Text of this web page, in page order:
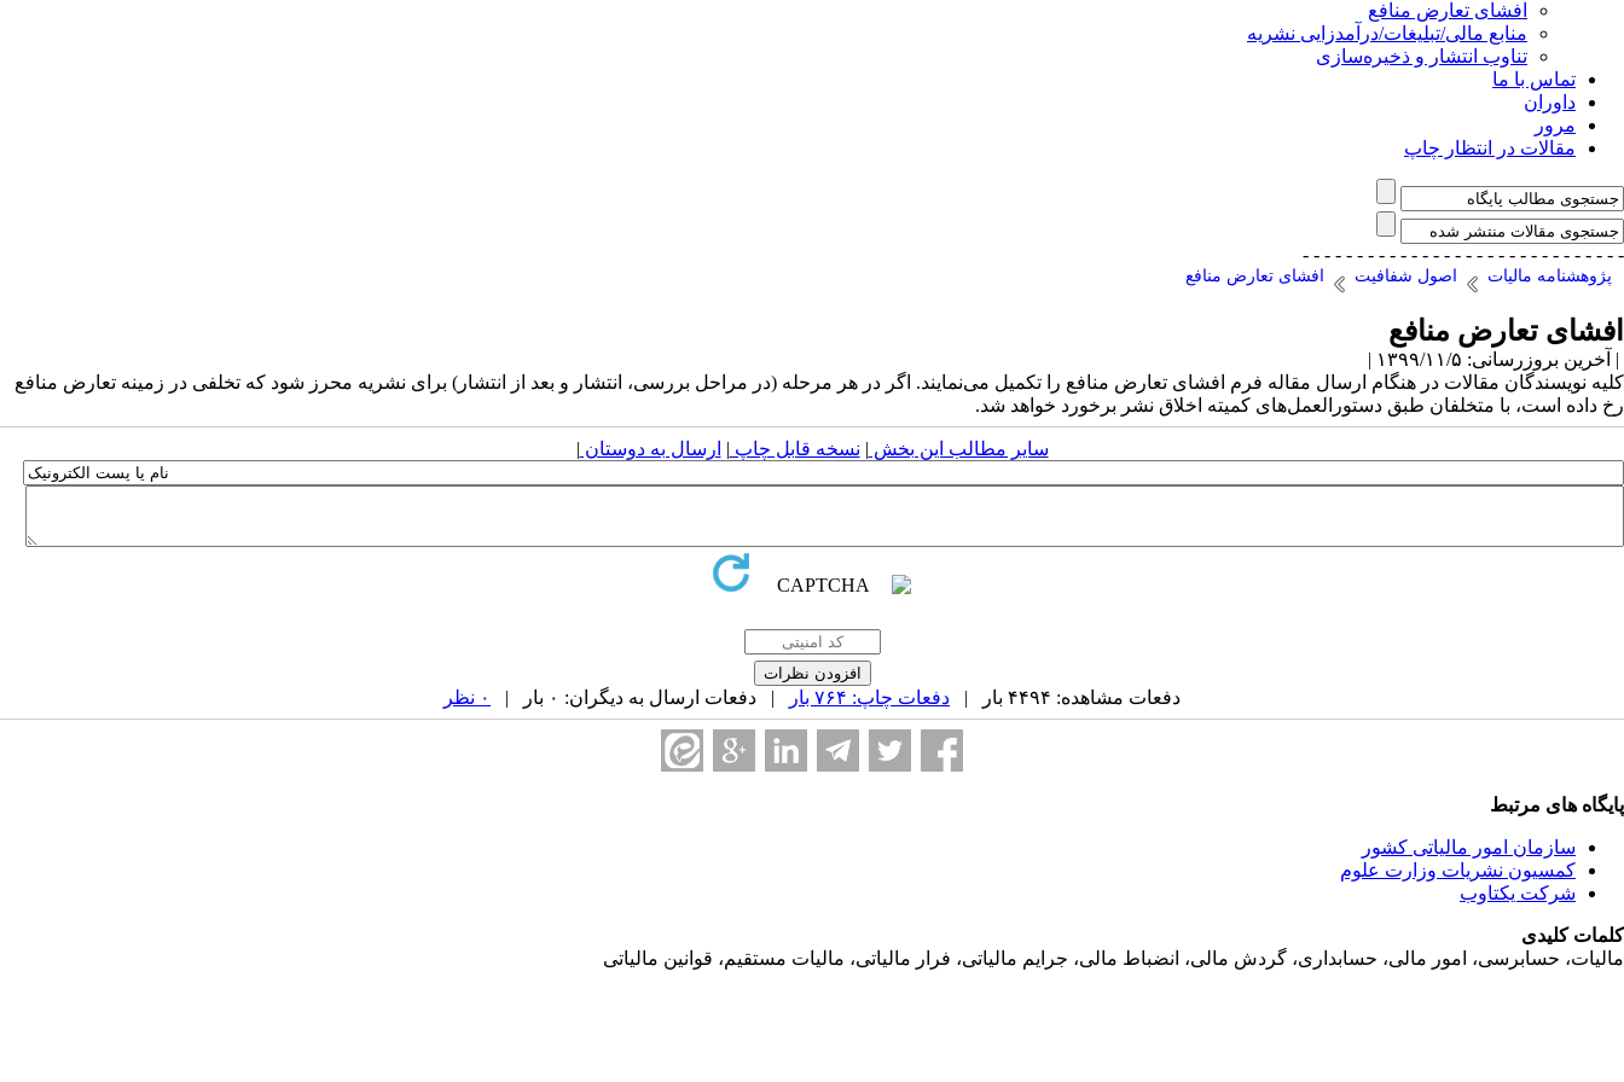
افشای تعارض منافع
منابع مالی/تبلیغات/درآمدزایی نشریه
تناوب انتشار و ذخیره‌سازی
تماس با ما
داوران
مرور
مقالات در انتظار چاپ
- - - - - - - - - - - - - - -
- - - - - - - - - - - - - - -
پژوهشنامه مالیات اصول شفافیت افشای تعارض منافع
افشای تعارض منافع
| آخرین بروزرسانی: ۱۳۹۹/۱۱/۵ |
کلیه نویسندگان مقالات در هنگام ارسال مقاله فرم افشای تعارض منافع را تکمیل می‌نمایند. اگر در هر مرحله (در مراحل بررسی، انتشار و بعد از انتشار) برای نشریه محرز شود که تخلفی در زمینه تعارض منافع
رخ داده است، با متخلفان طبق دستورالعمل‌های کمیته اخلاق نشر برخورد خواهد شد.
سایر مطالب این بخش | نسخه قابل چاپ | ارسال به دوستان |
دفعات مشاهده: ۴۴۹۴ بار | دفعات چاپ: ۷۶۴ بار | دفعات ارسال به دیگران: ۰ بار | ۰ نظر
پایگاه های مرتبط
سازمان امور مالياتی کشور
کمسیون نشریات وزارت علوم
شرکت یکتاوب
کلمات کلیدی
ماليات، حسابرسی، امور مالی، حسابداری، گردش مالی، انضباط مالی، جرايم مالياتی، فرار مالياتی، ماليات مستقيم، قوانين مالياتی